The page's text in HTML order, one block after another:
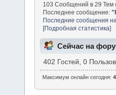
103 Сообщений в 29 Тем
Последнее сообщение:"
Последние сообщения
[Подробная статистика]
Сейчас на
402 Гостей, 0
Максимум онлайн сегодня: